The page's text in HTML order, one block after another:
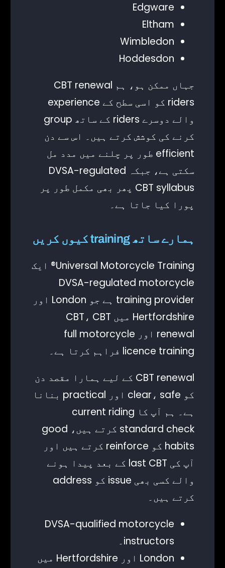
Edgware
Eltham
Wimbledon
Hoddesdon
جہاں ممکن ہو، ہم CBT renewal
riders کو اسی سطح کے experience
والے دوسرے riders کے ساتھ group
کرنے کی کوشش کرتے ہیں۔ اس سے دن
efficient طور پر چلنے میں مدد مل
سکتی ہے، جبکہ DVSA-regulated
CBT syllabus پھر بھی مکمل طور پر
پورا کیا جاتا ہے۔
ہمارے ساتھ training کیوں کریں
Universal Motorcycle Training® ایک
DVSA-regulated motorcycle
training provider ہے جو London اور
Hertfordshire میں CBT، CBT
renewal اور full motorcycle
licence training فراہم کرتا ہے۔
CBT renewal کے لیے ہمارا مقصد دن
کو clear، safe اور practical بنانا
ہے۔ ہم آپ کا current riding
standard check کرتے ہیں، good
habits کو reinforce کرتے ہیں اور
آپ کی last CBT کے بعد پیدا ہونے
والے کسی بھی issue کو address
کرتے ہیں۔
DVSA-qualified motorcycle
instructors۔
London اور Hertfordshire میں